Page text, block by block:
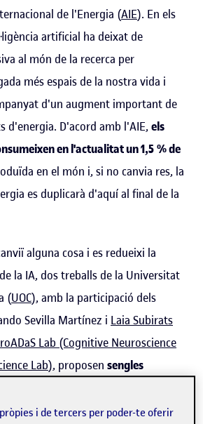
de l'Energia (AIE). En els
artificial ha deixat de
al món de la recerca per
més espais de la nostra vida i
d'un augment important de
d'energia. D'acord amb l'AIE, els
en l'actualitat un 1,5 % de
en el món i, si no canvia res, la
es duplicarà d'aquí al final de la
alguna cosa i es redueixi la
la IA, dos treballs de la Universitat
(UOC), amb la participació dels
Sevilla Martínez i Laia Subirats
Lab (Cognitive Neuroscience
Lab), proposen sengles
Els articles han estat publicats en
pròpies i de tercers per poder-te oferir